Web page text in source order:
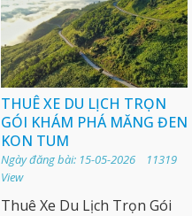
THUÊ XE DU LỊCH TRỌN
GÓI KHÁM PHÁ MĂNG ĐEN
KON TUM
Ngày đăng bài: 15-05-2026 11319
View
Thuê Xe Du Lịch Trọn Gói